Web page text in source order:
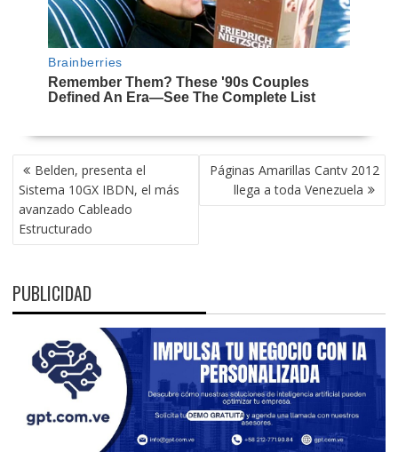
NAVEGACIÓN
DE
ENTRADAS
Belden, presenta el
Sistema 10GX IBDN, el más
avanzado Cableado
Estructurado
Páginas Amarillas Cantv 2012
llega a toda Venezuela
PUBLICIDAD